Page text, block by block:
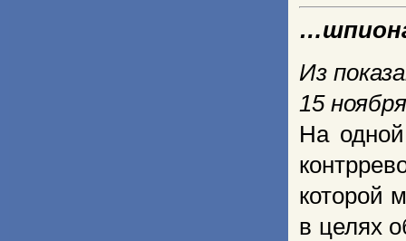
Из
15
На
которой
в целях